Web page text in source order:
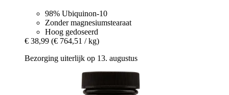
98% Ubiquinon-10
Zonder magnesiumstearaat
Hoog gedoseerd
€ 38,99 (€ 764,51 / kg)
Bezorging uiterlijk op 13. augustus